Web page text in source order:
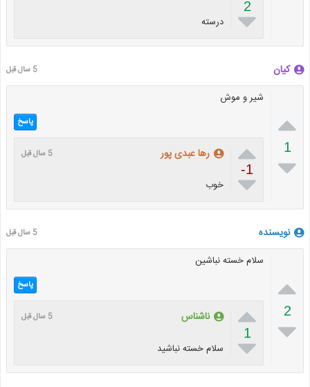
2
 درسته
کیان 5 سال قبل

1

شیر و موش
پاسخ

-1

رها عبدی پور 5 سال قبل
خوب
نویسنده 5 سال قبل

2

سلام خسته نباشین
پاسخ

1

ناشناس 5 سال قبل
سلام خسته نباشید